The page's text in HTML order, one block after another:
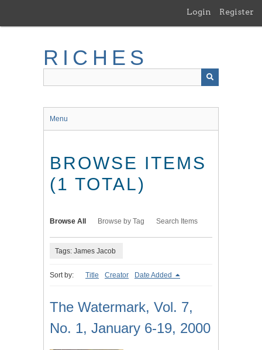
main
Login Register
RICHES
Menu
BROWSE ITEMS
(1 TOTAL)
Browse All Browse by Tag Search Items
Tags: James Jacob
Sort by: Title Creator Date Added
The Watermark, Vol. 7,
No. 1, January 6-19, 2000